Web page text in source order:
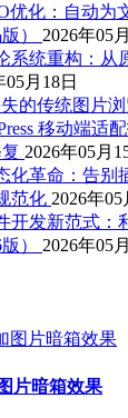
优化：自动
） 2026年05
系统重构：
05月18日
的传统图片
移动端适
2026年05月
化革命：告
范化 2026年05
开发新范式
） 2026年05
片暗箱效果